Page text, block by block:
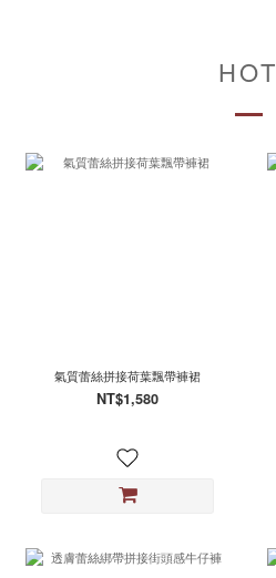
HOT
氣質蕾絲拼接荷葉飄帶褲裙
NT$1,580